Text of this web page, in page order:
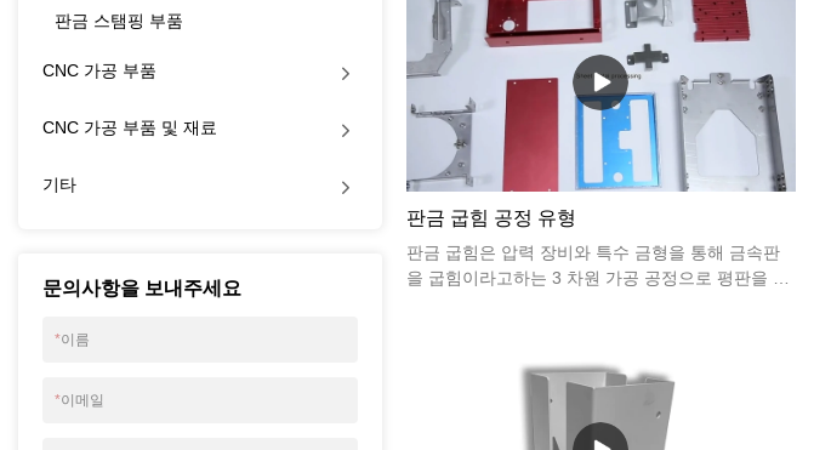
판금 스탬핑 부품
CNC 가공 부품
CNC 가공 부품 및 재료
기타
문의사항을 보내주세요
*이름
*이메일
판금 굽힘 공정 유형
판금 굽힘은 압력 장비와 특수 금형을 통해 금속판
을 굽힘이라고하는 3 차원 가공 공정으로 평판을 만
릅니다. 특수 금형의 특수 형상으로 상부 및 하부 다